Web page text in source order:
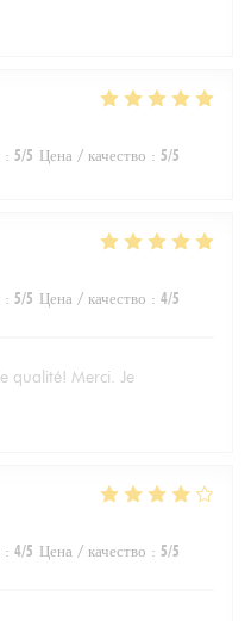
: 5/5 Цена / качество : 5/5
: 5/5 Цена / качество : 4/5
qualité! Merci. Je
: 4/5 Цена / качество : 5/5